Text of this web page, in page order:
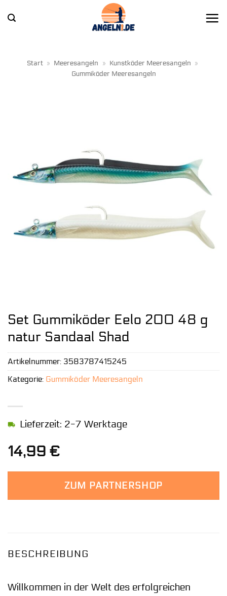
Inhalt
Start » Meeresangeln » Kunstköder Meeresangeln »
Gummiköder Meeresangeln
Set Gummiköder Eelo 200 48 g
natur Sandaal Shad
14,99 €
Lieferzeit: 2-7 Werktage
ZUM PARTNERSHOP
Artikelnummer: 3583787415245
Kategorie: Gummiköder Meeresangeln
BESCHREIBUNG
Willkommen in der Welt des erfolgreichen